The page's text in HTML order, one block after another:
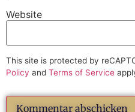
Website
This site is protected by
Policy and Terms of Service